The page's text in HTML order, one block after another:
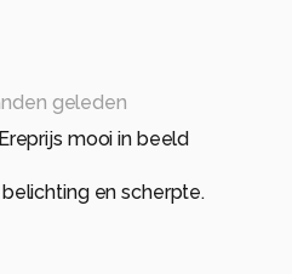
geleden
mooi in beeld
en scherpte.